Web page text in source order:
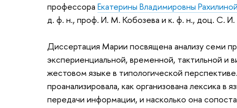
профессора Екатерины Владимировны Рахилиной
д. ф. н., проф. И. М. Кобозева и к. ф. н., доц. С. И.
Диссертация Марии посвящена анализу семи
экспериенциальной, временной, тактильной и
жестовом языке в типологической
проанализировала, как организована лексика в
передачи информации, и насколько она